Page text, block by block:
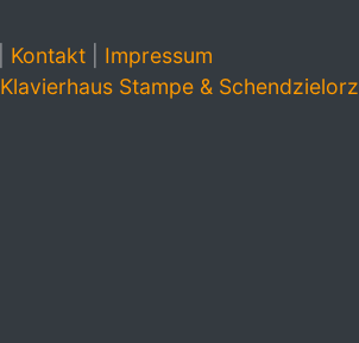
Kontakt| Impressum
Klavierhaus Stampe & Schendzielorz